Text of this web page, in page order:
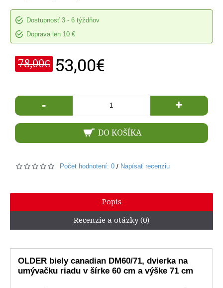
Dostupnosť 3 - 6 týždňov
Doprava len 10 €
78,00€ 53,00€
- +
DO KOŠÍKA
Počet hodnotení: 0 / Napísať recenziu
Popis
Recenzie a otázky (0)
OLDER biely canadian DM60/71, dvierka na
umývačku riadu v šírke 60 cm a výške 71 cm